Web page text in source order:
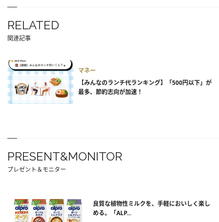
RELATED
関連記事
マネー
【みんなのランチ代ランキング】「500円以下」が
最多、節約志向が加速！
PRESENT&MONITOR
プレゼント＆モニター
良質な植物性ミルクを、手軽においしく楽し
める。「ALP...